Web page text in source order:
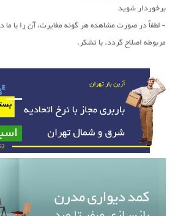
برخوردار شوید
- لطفاً در صورت مشاهده هر گونه مغایرت، آن را با ما
مربوطه اصلاح گردد. با تشکر.